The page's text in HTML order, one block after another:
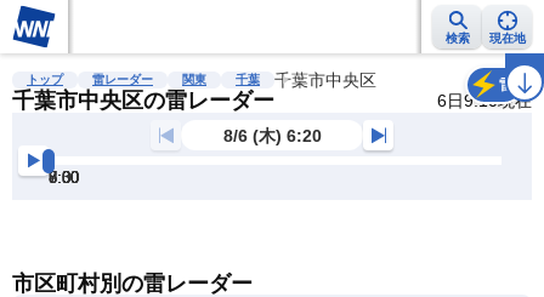
検索 現在地
雨雲レーダー 台風情報 地震情報 警報・注意報 2週間天気 ラ
トップ 雷レーダー 関東 千葉 千葉市中央区
千葉市中央区の雷レーダー 6日9:10現在
雷
8/6 (木) 6:20
6:30
7:00
7:30
8:00
8:30
9:00
市区町村別の雷レーダー